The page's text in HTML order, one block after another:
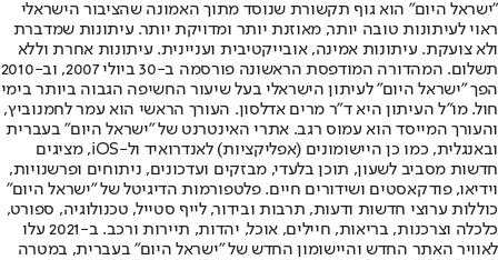
"ישראל היום" הוא גוף תקשורת שנוסד מתוך האמונה שהציבור הישראלי
ראוי לעיתונות טובה יותר, מאוזנת יותר ומדויקת יותר. עיתונות שמדברת
ולא צועקת. עיתונות אמינה, אובייקטיבית ועניינית. עיתונות אחרת וללא
תשלום. המהדורה המודפסת הראשונה פורסמה ב-30 ביולי 2007, וב-2010
הפך "ישראל היום" לעיתון הישראלי בעל שיעור החשיפה הגבוה ביותר בימי
חול. מו"ל העיתון היא ד"ר מרים אדלסון. העורך הראשי הוא עמר לחמנוביץ,
והעורך המייסד הוא עמוס רגב. אתרי האינטרנט של "ישראל היום" בעברית
ובאנגלית, כמו כן היישומונים (אפליקציות) לאנדרואיד ול-iOS, מציגים
חדשות מסביב לשעון, תוכן בלעדי, מבזקים ועדכונים, ניתוחים ופרשנויות,
וידיאו, פודקאסטים ושידורים חיים. פלטפורמות הדיגיטל של "ישראל היום"
כוללות ערוצי חדשות ודעות, תרבות ובידור, לייף סטייל, טכנולוגיה, ספורט,
כלכלה וצרכנות, בריאות, חיילים, אוכל, יהדות, תיירות ורכב. ב-2021 עלו
לאוויר האתר החדש והיישומון החדש של "ישראל היום" בעברית, במטרה